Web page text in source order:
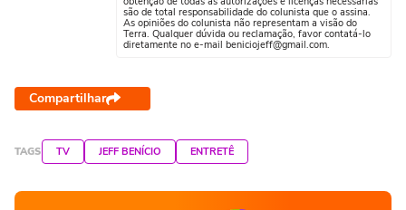
são de total responsabilidade do colunista que o assina.
As opiniões do colunista não representam a visão do
Terra. Qualquer dúvida ou reclamação, favor contatá-lo
diretamente no e-mail beniciojeff@gmail.com.
Compartilhar
TAGS TV JEFF BENÍCIO ENTRETÊ